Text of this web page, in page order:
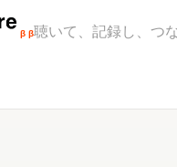
β β聴いて、記録し、つ